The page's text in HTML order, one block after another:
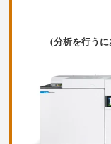
（分析を行う